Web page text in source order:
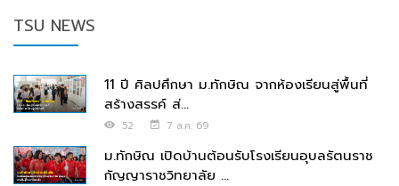
TSU NEWS
11 ปี ศิลปศึกษา ม.ทักษิณ จากห้องเรียนสู่พื้นที่
สร้างสรรค์ ส่...
52 7 ส.ค. 69
ม.ทักษิณ เปิดบ้านต้อนรับโรงเรียนอุบลรัตนราช
กัญญาราชวิทยาลัย ...